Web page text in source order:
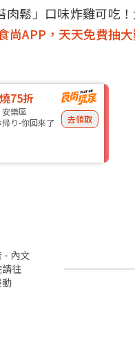
肉鬆」口味炸雞可吃
尚APP，天天免費抽大
75折
樂區
り-你回來了
去領取
- 內文
往